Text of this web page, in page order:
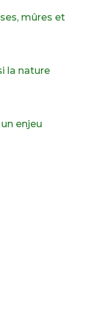
mûres et
la nature
enjeu